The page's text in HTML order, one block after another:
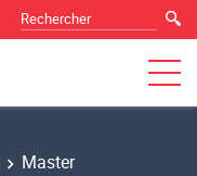
Master